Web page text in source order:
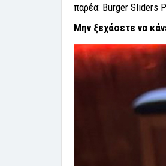
παρέα: Burger Sliders
Μην ξεχάσετε να